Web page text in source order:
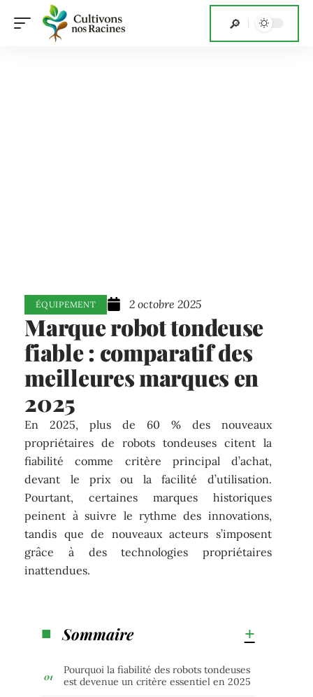
ÉQUIPEMENT 2 octobre 2025
Marque robot tondeuse
fiable : comparatif des
meilleures marques en
2025
En 2025, plus de 60 % des nouveaux
propriétaires de robots tondeuses citent la
fiabilité comme critère principal d’achat,
devant le prix ou la facilité d’utilisation.
Pourtant, certaines marques historiques
peinent à suivre le rythme des innovations,
tandis que de nouveaux acteurs s’imposent
grâce à des technologies propriétaires
inattendues.
Sommaire
Pourquoi la fiabilité des robots tondeuses
est devenue un critère essentiel en 2025